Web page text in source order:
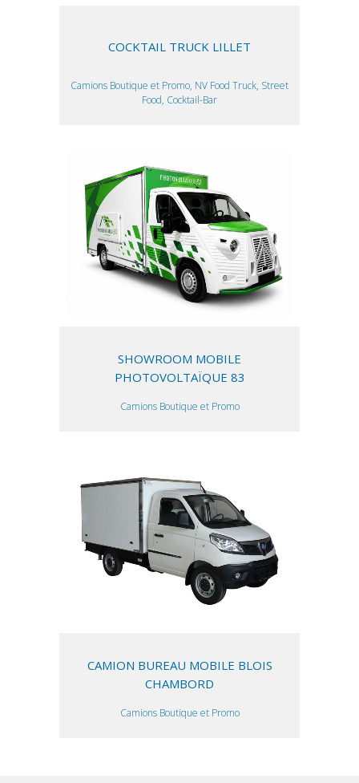
COCKTAIL TRUCK LILLET
Camions Boutique et Promo, NV Food Truck, Street
Food, Cocktail-Bar
SHOWROOM MOBILE
PHOTOVOLTAÏQUE 83
Camions Boutique et Promo
CAMION BUREAU MOBILE BLOIS
CHAMBORD
Camions Boutique et Promo